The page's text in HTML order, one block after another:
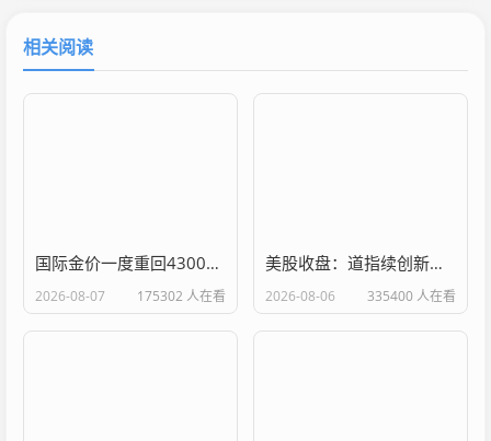
相关阅读
国际金价一度重回4300美元 贵金属板块全线飘红
2026-08-07 175302 人在看
美股收盘：道指续创新高 纳指、标普500指数下跌；半导体、存储板块普跌 超威半导体跌超7%；SpaceX市值蒸发2252亿美元
2026-08-06 335400 人在看